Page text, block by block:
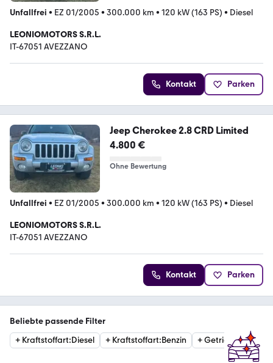
Unfallfrei • EZ 01/2005 • 300.000 km • 120 kW (163 PS) • Diesel
LEONIOMOTORS S.R.L.
IT-67051 AVEZZANO
Kontakt Parken
Jeep Cherokee 2.8 CRD Limited
4.800 €
Ohne Bewertung
Unfallfrei • EZ 01/2005 • 300.000 km • 120 kW (163 PS) • Diesel
LEONIOMOTORS S.R.L.
IT-67051 AVEZZANO
Kontakt Parken
Beliebte passende Filter
+ Kraftstoffart:Diesel + Kraftstoffart:Benzin +Getriebe: